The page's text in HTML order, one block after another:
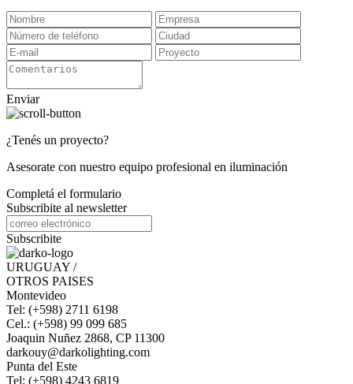
Enviar
¿Tenés un proyecto?
Asesorate con nuestro equipo profesional en iluminación
Completá el formulario
Subscribite al newsletter
Subscribite
URUGUAY /
OTROS PAISES
Montevideo
Tel: (+598) 2711 6198
Cel.: (+598) 99 099 685
Joaquin Nuñez 2868, CP 11300
darkouy@darkolighting.com
Punta del Este
Tel: (+598) 4243 6819